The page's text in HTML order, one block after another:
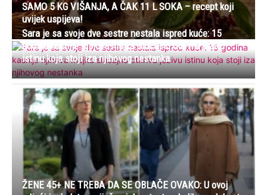
SAMO 5 KG VIŠANJA, A ČAK 11 L SOKA – recept koji
uvijek uspijeva!
Sara je sa svoje dve sestre nestala ispred kuće: 15
godina kasnije njihova majka slučajno otkriva jezivu
istinu koja stoji iza njihovog nestanka
ŽENE 45+ NE TREBA DA SE OBLAČE OVAKO: U ovoj